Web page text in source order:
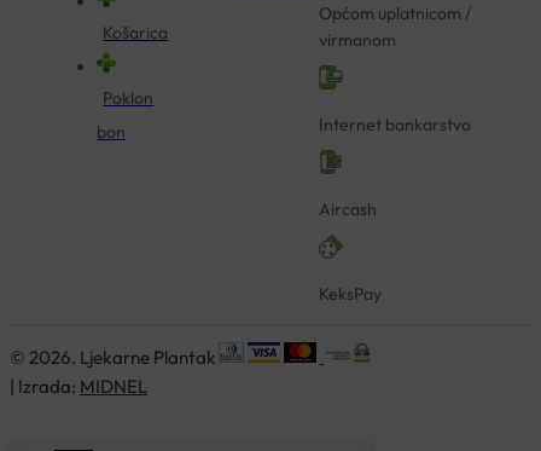
Košarica
Poklon
bon
Općom uplatnicom /
virmanom
Internet bankarstvo
Aircash
KeksPay
© 2026. Ljekarne Plantak
| Izrada: MIDNEL